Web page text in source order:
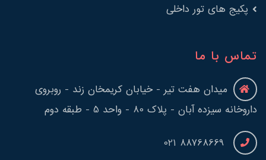
پکیج های تور داخلی
تماس با ما
میدان هفت تیر - خیابان کریمخان زند - روبروی
داروخانه سیزده آبان - پلاک 80 - واحد 5 - طبقه دوم
88768669 021